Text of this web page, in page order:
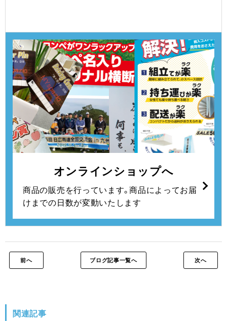
オンラインショップへ
商品の販売を行っています。商品によってお届
けまでの日数が変動いたします
前へ ブログ記事一覧へ 次へ
関連記事